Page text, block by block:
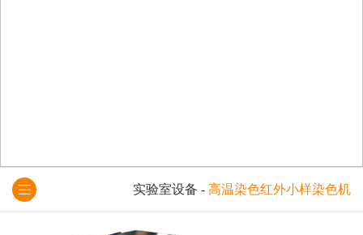
实验室设备 - 高温染色红外小样染色机